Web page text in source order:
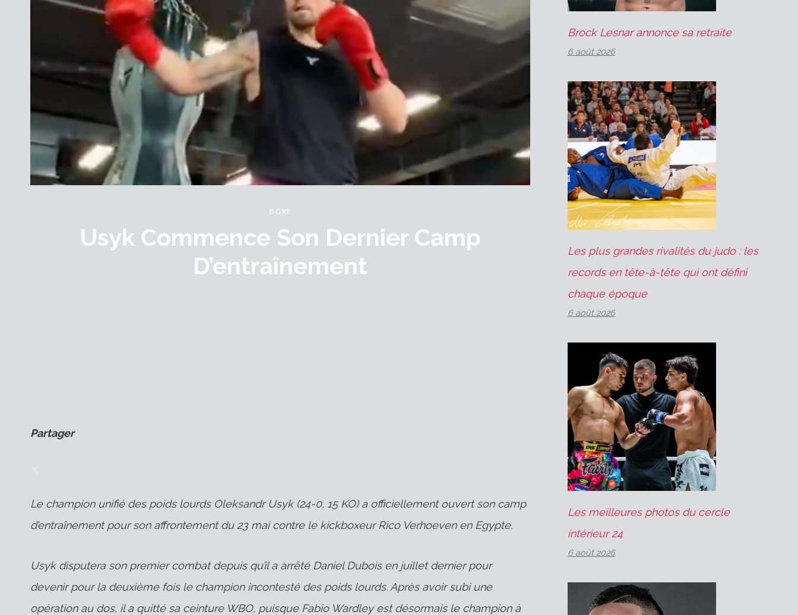
BOXE
Usyk Commence Son Dernier Camp
D’entraînement
Partager
Le champion unifié des poids lourds Oleksandr Usyk (24-0, 15 KO) a officiellement ouvert son camp
d’entraînement pour son affrontement du 23 mai contre le kickboxeur Rico Verhoeven en Egypte.
Usyk disputera son premier combat depuis qu’il a arrêté Daniel Dubois en juillet dernier pour
devenir pour la deuxième fois le champion incontesté des poids lourds. Après avoir subi une
opération au dos, il a quitté sa ceinture WBO, puisque Fabio Wardley est désormais le champion à
Brock Lesnar annonce sa retraite
6 août 2026
Les plus grandes rivalités du judo : les
records en tête-à-tête qui ont défini
chaque époque
6 août 2026
Les meilleures photos du cercle
intérieur 24
6 août 2026